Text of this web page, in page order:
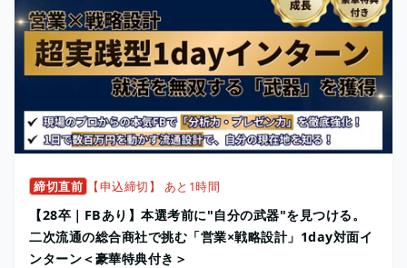
締切直前 【申込締切】 あと1時間
【28卒｜FBあり】本選考前に"自分の武器"を見つける。
二次流通の総合商社で挑む「営業×戦略設計」1day対面イ
ンターン＜豪華特典付き＞